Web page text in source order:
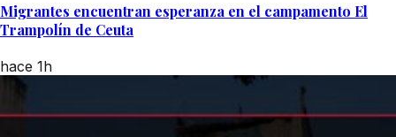
Migrantes encuentran esperanza en el campamento El
Trampolín de Ceuta
hace 1h